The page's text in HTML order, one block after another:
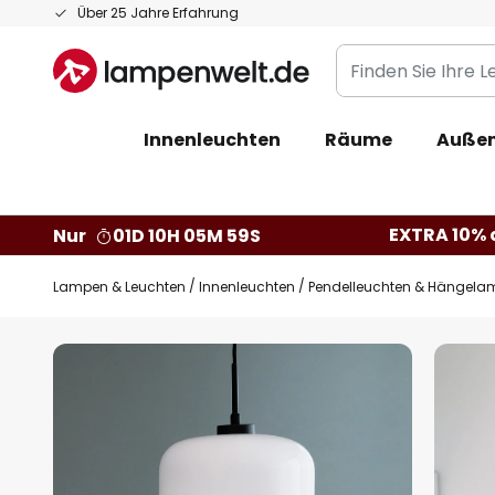
Über 25 Jahre Erfahrung
Zum
springen
Finden
Sie
Leuchte...
Innenleuchten Räume
Nur
01D 10H 05M 58S EXTRA
Lampen & Leuchten Innenleuchten Pendelleuchten &
Zum